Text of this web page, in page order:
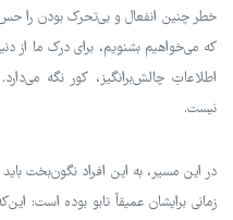
خطر چنین انفعال و بی‌تحرک بودن را
که می‌خواهیم بشنویم، برای درک ما از
اطلاعاتِ چالش‌برانگیز، کور نگه
نیست.
در این مسیر، به این افراد نگون‌بخت
زمانی برایشان عمیقاً تابو بوده است: